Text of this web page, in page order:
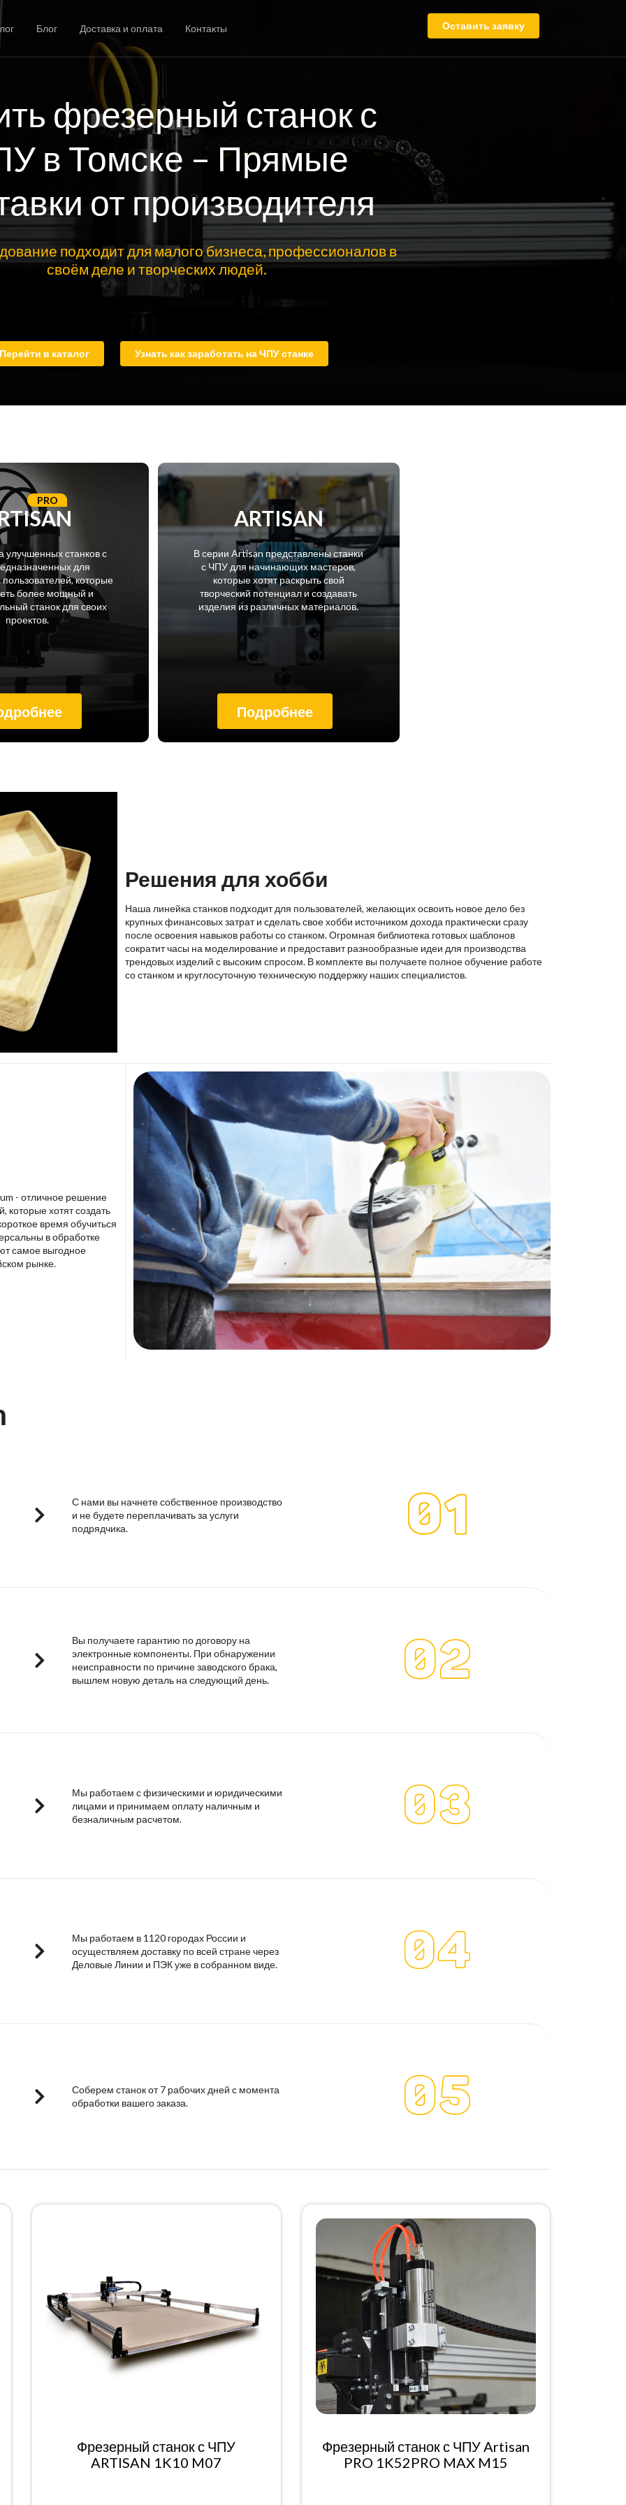
Блог Доставка и оплата Контакты Оставить заявку
фрезерный станок с
в Томске – Прямые
от производителя
подходит для малого бизнеса, профессионалов в
своём деле и творческих людей.
Перейти в каталог Узнать как заработать на ЧПУ станке
PRO
улучшенных станков с
для
которые
более мощный и
станок для своих
проектов.
ARTISAN
В серии Artisan представлены станки
с ЧПУ для начинающих мастеров,
которые хотят раскрыть свой
творческий потенциал и создавать
изделия из различных материалов.
Подробнее
Решения для хобби
Наша линейка станков подходит для пользователей, желающих освоить новое дело без
крупных финансовых затрат и сделать свое хобби источником дохода практически сразу
после освоения навыков работы со станком. Огромная библиотека готовых шаблонов
сократит часы на моделирование и предоставит разнообразные идеи для производства
трендовых изделий с высоким спросом. В комплекте вы получаете полное обучение работе
со станком и круглосуточную техническую поддержку наших специалистов.
- отличное решение
хотят создать
время обучиться
в обработке
самое выгодное
рынке.
С нами вы начнете собственное производство
и не будете переплачивать за услуги
подрядчика.
Вы получаете гарантию по договору на
электронные компоненты. При обнаружении
неисправности по причине заводского брака,
вышлем новую деталь на следующий день.
Мы работаем с физическими и юридическими
лицами и принимаем оплату наличным и
безналичным расчетом.
Мы работаем в 1120 городах России и
осуществляем доставку по всей стране через
Деловые Линии и ПЭК уже в собранном виде.
Соберем станок от 7 рабочих дней с момента
обработки вашего заказа.
Фрезерный станок с ЧПУ
ARTISAN 1K10 M07
Фрезерный станок с ЧПУ Artisan
PRO 1K52PRO MAX M15